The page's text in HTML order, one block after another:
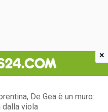
De Gea è un muro:
viola
×